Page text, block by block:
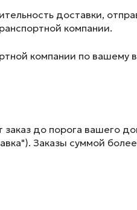
доставки,
компании.
компании по
до порога вашего
Заказы суммой